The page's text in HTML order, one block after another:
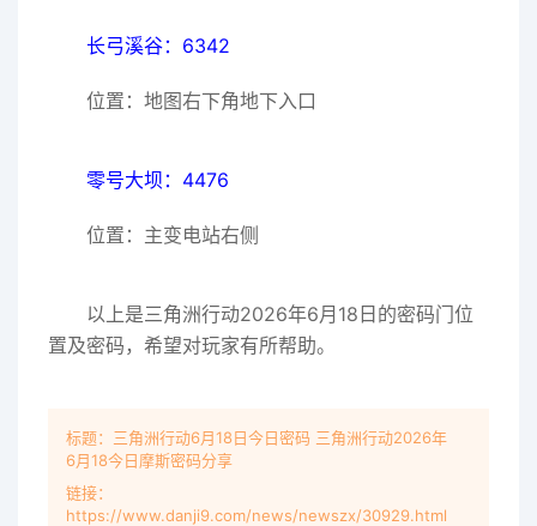
长弓溪谷：6342
位置：地图右下角地下入口
零号大坝：4476
位置：主变电站右侧
以上是三角洲行动2026年6月18日的密码门位
置及密码，希望对玩家有所帮助。
标题：三角洲行动6月18日今日密码 三角洲行动2026年
6月18今日摩斯密码分享
链接：
https://www.danji9.com/news/newszx/30929.html